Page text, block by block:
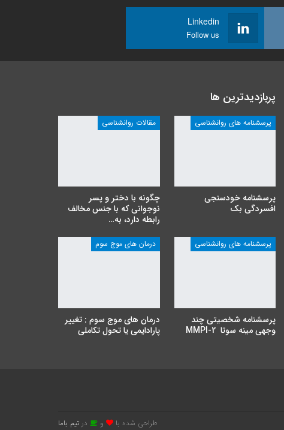
Linkedin
Follow us
پربازدیدترین ها
پرسشنامه های روانشناسی
پرسشنامه خودسنجی
افسردگی بک
مقالات روانشناسی
چگونه با دختر و پسر
نوجوانی که با جنس مخالف
رابطه دارد، به…
پرسشنامه های روانشناسی
پرسشنامه شخصیتی چند
وجهی مینه سوتا MMPI-2
درمان های موج سوم
درمان های موج سوم : تغییر
پارادایمی یا تحول تکاملی
طراحی شده با و در تیم باما